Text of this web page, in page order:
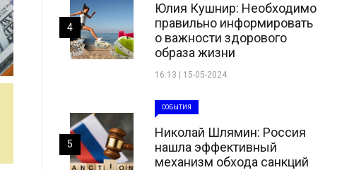
Юлия Кушнир: Необходимо
правильно информировать
о важности здорового
образа жизни
16:13 | 15-05-2024
4
СОБЫТИЯ
Николай Шлямин: Россия
нашла эффективный
механизм обхода санкций
5